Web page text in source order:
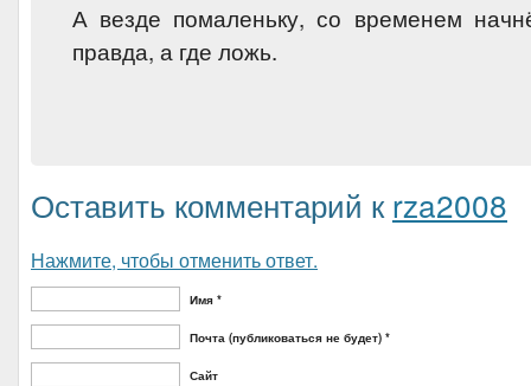
А везде помаленьку, со временем
правда, а где ложь.
Оставить комментарий кrza2008
Нажмите, чтобы отменить ответ.
Имя *
Почта (публиковаться не будет) *
Сайт